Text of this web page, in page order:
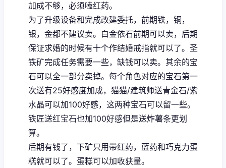
加成不够，必须嗑红药。
为了升级设备和完成改建委托，前期铁，铜，
银，金都不建议卖。白金依石前期可以卖，后期
保证求婚的时候有十个作结婚戒指就可以了。圣
铁矿完成任务需要一些，缺钱可以卖。其余的宝
石可以全一部分卖掉。每个角色对应的宝石第一
次送有25好感度加成，猫猫/建筑师送青金石/紫
水晶可以加100好感，这两种宝石可以留一些。
铁匠送红宝石也加100好感但是送炸薯条更划
算。
后期有钱了，下矿只用带红药，蓝药和巧克力蛋
糕就可以了。蛋糕可以加收获量。